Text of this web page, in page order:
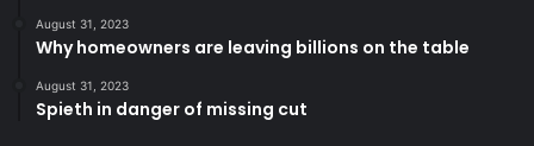
August 31, 2023
Why homeowners are leaving billions on the table
August 31, 2023
Spieth in danger of missing cut